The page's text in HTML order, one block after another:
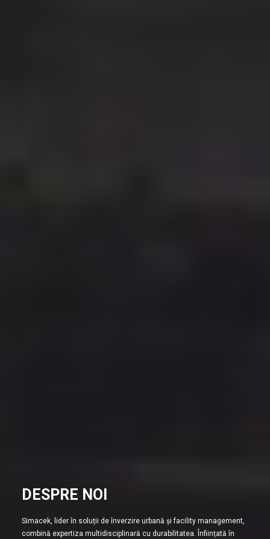
DESPRE NOI
Simacek, lider în soluții de înverzire urbană și facility management,
combină expertiza multidisciplinară cu durabilitatea. Înființată în